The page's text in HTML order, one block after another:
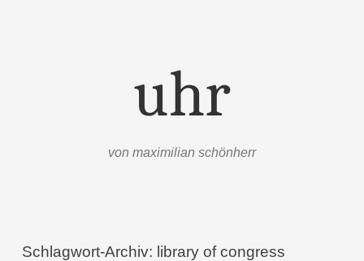
uhr
von maximilian schönherr
Schlagwort-Archiv: library of congress